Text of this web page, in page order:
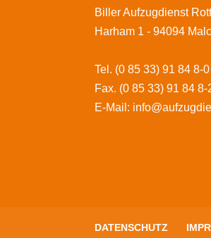
Biller Aufzugdienst
Harham 1 -94094
Tel. (0 85 33) 91 84 8-0
Fax. (0 85 33) 91 84 8-
E-Mail:
DATENSCHUTZ